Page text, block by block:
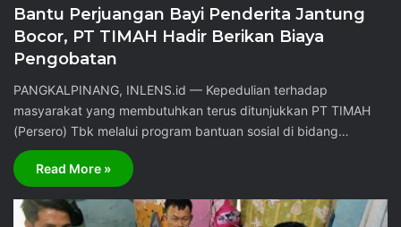
Bantu Perjuangan Bayi Penderita Jantung
Bocor, PT TIMAH Hadir Berikan Biaya
Pengobatan
PANGKALPINANG, INLENS.id — Kepedulian terhadap
masyarakat yang membutuhkan terus ditunjukkan PT TIMAH
(Persero) Tbk melalui program bantuan sosial di bidang…
Read More »